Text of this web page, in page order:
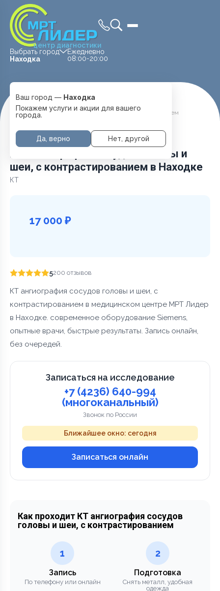
центр диагностики
Выбрать город
Находка
Ежедневно
08:00-20:00
Ваш город — Находка
Покажем услуги и акции для вашего
города.
Да, верно Нет, другой
Главная Услуги и цены
КТ ангиография сосудов головы и шеи, с контрастированием
КТ ангиография сосудов головы и
шеи, с контрастированием в Находке
КТ
17 000 ₽
5200 отзывов
КТ ангиография сосудов головы и шеи, с
контрастированием в медицинском центре МРТ Лидер
в Находке. современное оборудование Siemens,
опытные врачи, быстрые результаты. Запись онлайн,
без очередей.
Записаться на исследование
+7 (4236) 640-994
(многоканальный)
Звонок по России
Ближайшее окно: сегодня
Записаться онлайн
Как проходит КТ ангиография сосудов
головы и шеи, с контрастированием
1
Запись
По телефону или онлайн
2
Подготовка
Снять металл, удобная
одежда